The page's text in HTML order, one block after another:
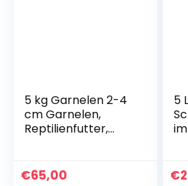
5 kg Garnelen 2-4
cm Garnelen,
Reptilienfutter,
€65,00
5
€